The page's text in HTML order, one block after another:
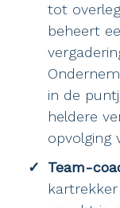
tot
beheert
in de
heldere
opvolging
Team-